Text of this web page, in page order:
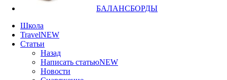
БАЛАНСБОРДЫ
Школа
TravelNEW
Статьи
Назад
Написать статьюNEW
Новости